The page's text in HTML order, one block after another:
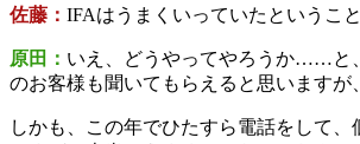
佐藤： IFAはうまくいっていたというこ
原田： いえ、どうやってやろうか……と
のお客様も聞いてもらえると思います
しかも、この年でひたすら電話をして